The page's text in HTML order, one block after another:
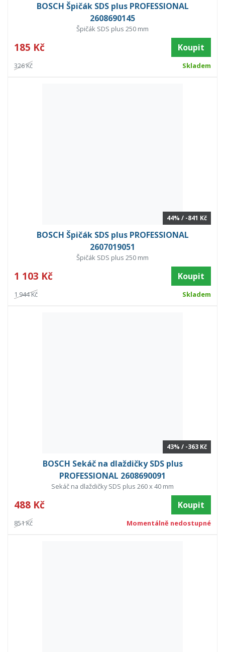
BOSCH Špičák SDS plus PROFESSIONAL
2608690145
Špičák SDS plus 250 mm
185 Kč Koupit
326 Kč Skladem
44% / -841 Kč
BOSCH Špičák SDS plus PROFESSIONAL
2607019051
Špičák SDS plus 250 mm
1 103 Kč Koupit
1 944 Kč Skladem
43% / -363 Kč
BOSCH Sekáč na dlaždičky SDS plus
PROFESSIONAL 2608690091
Sekáč na dlaždičky SDS plus 260 x 40 mm
488 Kč Koupit
851 Kč Momentálně nedostupné